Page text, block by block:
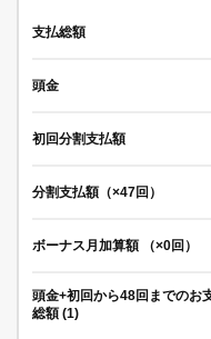
支払総額
頭金
初回分割支払額
分割支払額（×47回）
ボーナス月加算額 （×0回）
頭金+初回から48回までのお
総額 (1)